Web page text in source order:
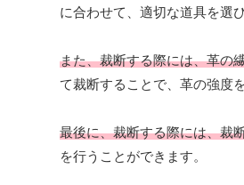
に合わせて、適切な道具を選
また、裁断する際には、革の
て裁断することで、革の強度
最後に、裁断する際には、裁
を行うことができます。